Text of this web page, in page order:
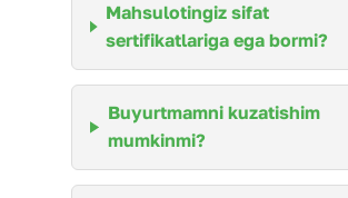
Mahsulotingiz sifat
sertifikatlariga ega bormi?
Buyurtmamni kuzatishim
mumkinmi?